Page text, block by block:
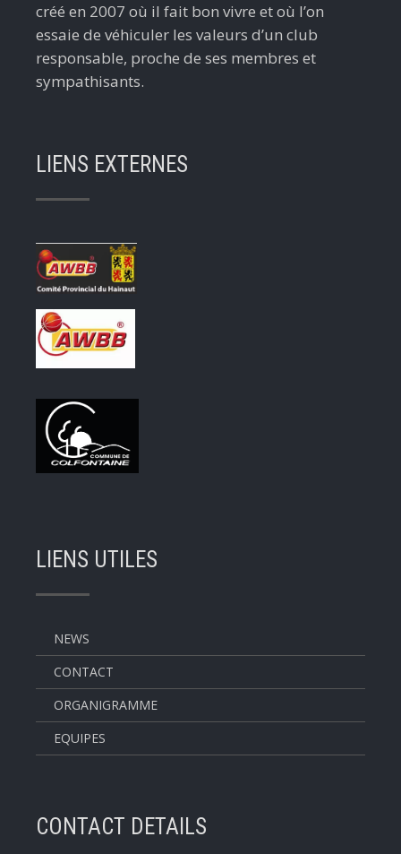
créé en 2007 où il fait bon vivre et où l’on
essaie de véhiculer les valeurs d’un club
responsable, proche de ses membres et
sympathisants.
LIENS EXTERNES
LIENS UTILES
NEWS
CONTACT
ORGANIGRAMME
EQUIPES
CONTACT DETAILS